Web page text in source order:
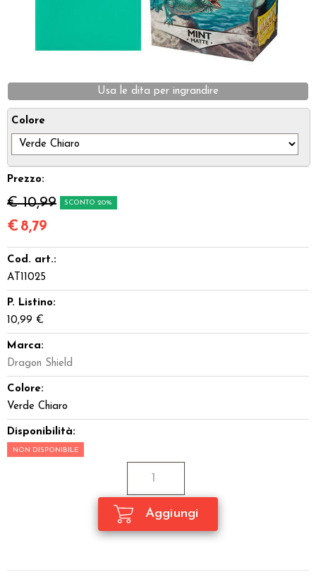
Offerte del Dragone
Usa le dita per ingrandire
Colore
Prezzo:
€ 10,99 SCONTO 20%
€ 8,79
Cod. art.:
AT11025
P. Listino:
10,99 €
Marca:
Dragon Shield
Colore:
Verde Chiaro
Disponibilità:
NON DISPONIBILE